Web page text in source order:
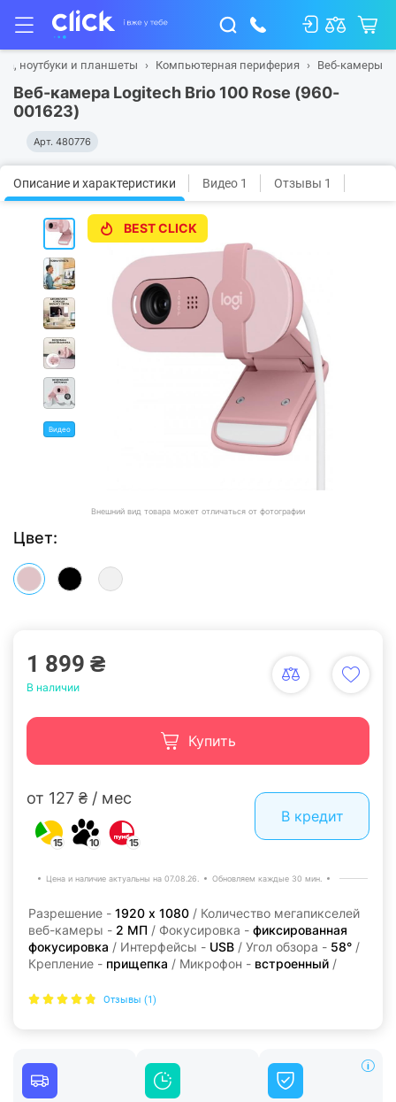
ноутбуки и планшеты Компьютерная периферия Веб-камеры
Веб-камера Logitech Brio 100 Rose (960-
001623)
Арт. 480776
Описание и характеристики Видео 1 Отзывы 1
Видео
BEST CLICK
Внешний вид товара может отличаться от фотографии
Цвет:
1 899 ₴
В наличии
Купить
от 127 ₴ / мес
15 10 15
В кредит
Цена и наличие актуальны на 07.08.26. Обновляем каждые 30 мин.
Разрешение - 1920 х 1080 / Количество мегапикселей
веб-камеры - 2 МП / Фокусировка - фиксированная
фокусировка / Интерфейсы - USB / Угол обзора - 58° /
Крепление - прищепка / Микрофон - встроенный /
Отзывы (1)